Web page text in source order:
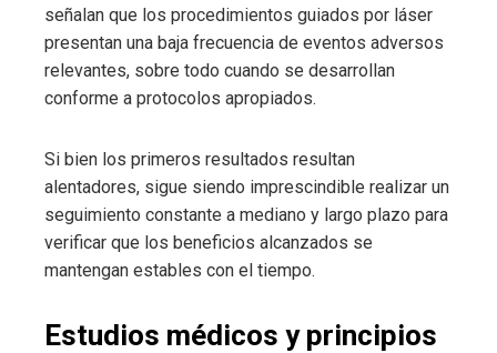
señalan que los procedimientos guiados por láser
presentan una baja frecuencia de eventos adversos
relevantes, sobre todo cuando se desarrollan
conforme a protocolos apropiados.
Si bien los primeros resultados resultan
alentadores, sigue siendo imprescindible realizar un
seguimiento constante a mediano y largo plazo para
verificar que los beneficios alcanzados se
mantengan estables con el tiempo.
Estudios médicos y principios